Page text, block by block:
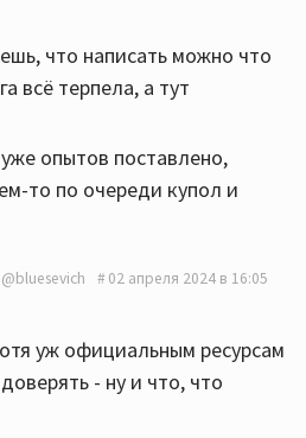
что написать можно что
всё терпела, а тут
опытов поставлено,
то по очереди купол и
@bluesevich 02 апреля 2024 в 16:05
уж официальным ресурсам
- ну и что, что